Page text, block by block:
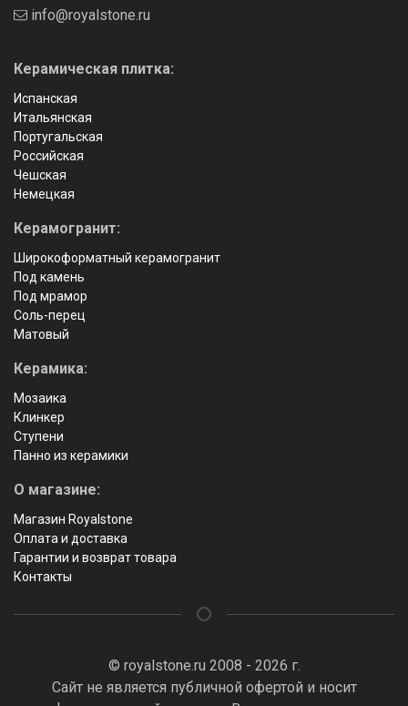
info@royalstone.ru
Керамическая плитка:
Испанская
Итальянская
Португальская
Российская
Чешская
Немецкая
Керамогранит:
Широкоформатный керамогранит
Под камень
Под мрамор
Соль-перец
Матовый
Керамика:
Мозаика
Клинкер
Ступени
Панно из керамики
О магазине:
Магазин Royalstone
Оплата и доставка
Гарантии и возврат товара
Контакты
© royalstone.ru 2008 - 2026 г.
Сайт не является публичной офертой и носит